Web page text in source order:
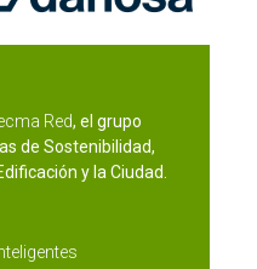
Red, el grupo
de Sostenibilidad,
y la Ciudad.